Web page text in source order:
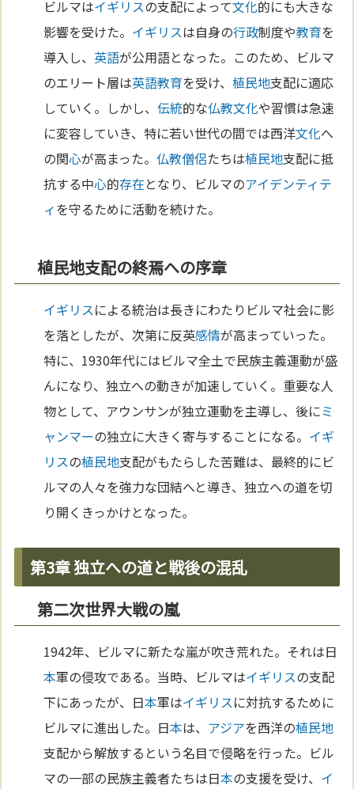
ビルマはイギリスの支配によって文化的にも大きな
影響を受けた。 イギリスは自身の行政制度や教育を
導入し、 英語が公用語となった。このため、ビルマ
のエリート層は英語教育を受け、植民地支配に適応
していく。しかし、伝統的な仏教文化や習慣は急速
に変容していき、特に若い世代の間では西洋文化へ
の関心が高まった。仏教僧侶たちは植民地支配に抵
抗する中心的存在となり、ビルマのアイデンティテ
ィを守るために活動を続けた。
植民地支配の終焉への序章
イギリスによる統治は長きにわたりビルマ社会に影
を落としたが、次第に反英感情が高まっていった。
特に、1930年代にはビルマ全土で民族主義運動が盛
んになり、独立への動きが加速していく。重要な人
物として、アウンサンが独立運動を主導し、後にミ
ャンマーの独立に大きく寄与することになる。 イギ
リスの植民地支配がもたらした苦難は、最終的にビ
ルマの人々を強力な団結へと導き、独立への道を切
り開くきっかけとなった。
第3章 独立への道と戦後の混乱
第二次世界大戦の嵐
1942年、ビルマに新たな嵐が吹き荒れた。それは日
本軍の侵攻である。当時、ビルマはイギリスの支配
下にあったが、日本軍はイギリスに対抗するために
ビルマに進出した。日本は、 アジアを西洋の植民地
支配から解放するという名目で侵略を行った。ビル
マの一部の民族主義者たちは日本の支援を受け、 イ